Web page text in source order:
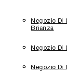
Negozio Di
Brianza
Negozio Di
Negozio Di